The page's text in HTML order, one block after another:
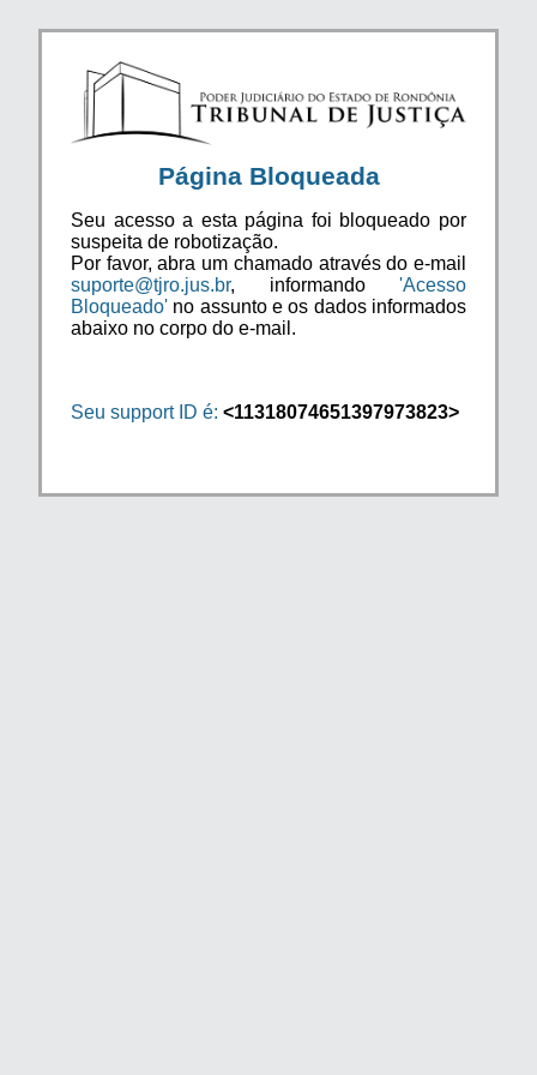
Página Bloqueada
Seu acesso a esta página foi bloqueado por
suspeita de robotização.
Por favor, abra um chamado através do e-mail
suporte@tjro.jus.br, informando 'Acesso
Bloqueado' no assunto e os dados informados
abaixo no corpo do e-mail.
Seu support ID é: <11318074651397973823>